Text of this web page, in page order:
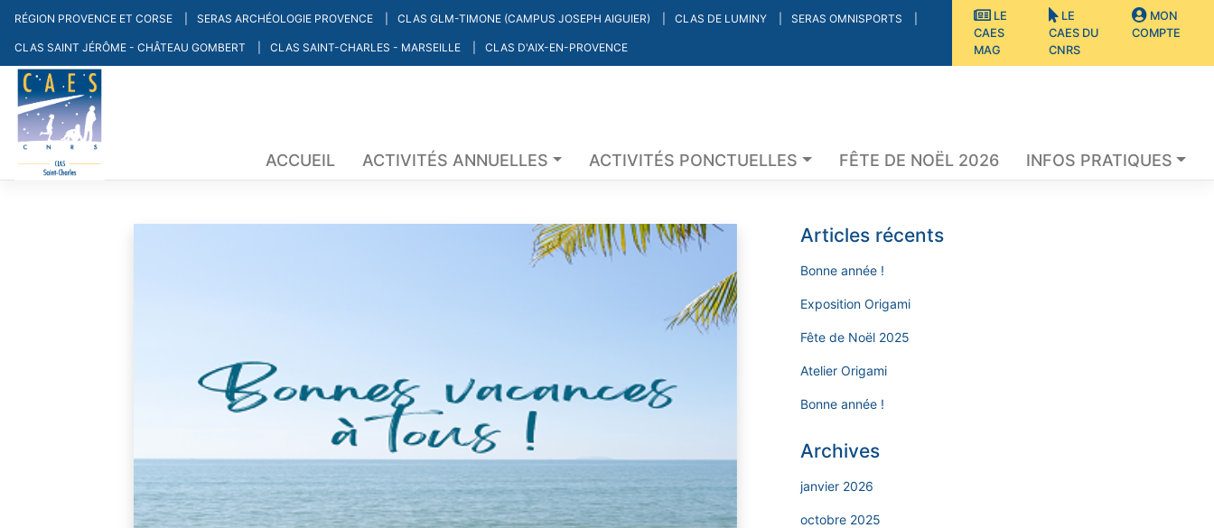
Skip
content
RÉGION PROVENCE ET CORSE SERAS ARCHÉOLOGIE PROVENCE CLAS GLM-TIMONE (CAMPUS JOSEPH AIGUIER) CLAS DE LUMINY SERAS OMNISPORTS
CLAS SAINT JÉRÔME - CHÂTEAU GOMBERT CLAS SAINT-CHARLES - MARSEILLE CLAS D'AIX-EN-PROVENCE
LE
CAES
MAG
LE
CAES DU
CNRS
MON
COMPTE
ACCUEIL ACTIVITÉS ANNUELLES ACTIVITÉS PONCTUELLES FÊTE DE NOËL 2026 INFOS PRATIQUES
Articles récents
Bonne année !
Exposition Origami
Fête de Noël 2025
Atelier Origami
Bonne année !
Archives
janvier 2026
octobre 2025